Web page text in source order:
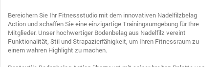
Bereichern Sie Ihr Fitnessstudio mit dem innovativen Nadelfilzbelag
Action und schaffen Sie eine einzigartige Trainingsumgebung für Ihre
Mitglieder. Unser hochwertiger Bodenbelag aus Nadelfilz vereint
Funktionalität, Stil und Strapazierfähigkeit, um Ihren Fitnessraum zu
einem wahren Highlight zu machen.